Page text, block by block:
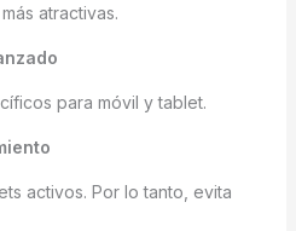
atractivas.
para móvil y tablet.
activos. Por lo tanto, evita